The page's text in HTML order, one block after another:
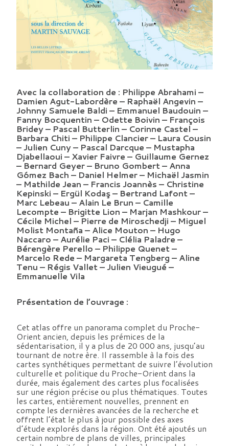
Avec la collaboration de : Philippe Abrahami –
Damien Agut-Labordère – Raphaël Angevin –
Johnny Samuele Baldi – Emmanuel Baudouin –
Fanny Bocquentin – Odette Boivin – François
Bridey – Pascal Butterlin – Corinne Castel –
Barbara Chiti – Philippe Clancier – Laura Cousin
– Julien Cuny – Pascal Darcque – Mustapha
Djabellaoui – Xavier Faivre – Guillaume Gernez
– Bernard Geyer – Bruno Gombert – Anna
Gómez Bach – Daniel Helmer – Michaël Jasmin
– Mathilde Jean – Francis Joannès – Christine
Kepinski – Ergül Kodaş – Bertrand Lafont –
Marc Lebeau – Alain Le Brun – Camille
Lecompte – Brigitte Lion – Marjan Mashkour –
Cécile Michel – Pierre de Miroschedji – Miguel
Molist Montaña – Alice Mouton – Hugo
Naccaro – Aurélie Paci – Clélia Paladre –
Bérengère Perello – Philippe Quenet –
Marcelo Rede – Margareta Tengberg – Aline
Tenu – Régis Vallet – Julien Vieugué –
Emmanuelle Vila
Présentation de l’ouvrage :
Cet atlas offre un panorama complet du Proche-
Orient ancien, depuis les prémices de la
sédentarisation, il y a plus de 20 000 ans, jusqu’au
tournant de notre ère. Il rassemble à la fois des
cartes synthétiques permettant de suivre l’évolution
culturelle et politique du Proche-Orient dans la
durée, mais également des cartes plus focalisées
sur une région précise ou plus thématiques. Toutes
les cartes, entièrement nouvelles, prennent en
compte les dernières avancées de la recherche et
offrent l’état le plus à jour possible des axes
d’étude explorés dans la région. Ont été ajoutés un
certain nombre de plans de villes, principales